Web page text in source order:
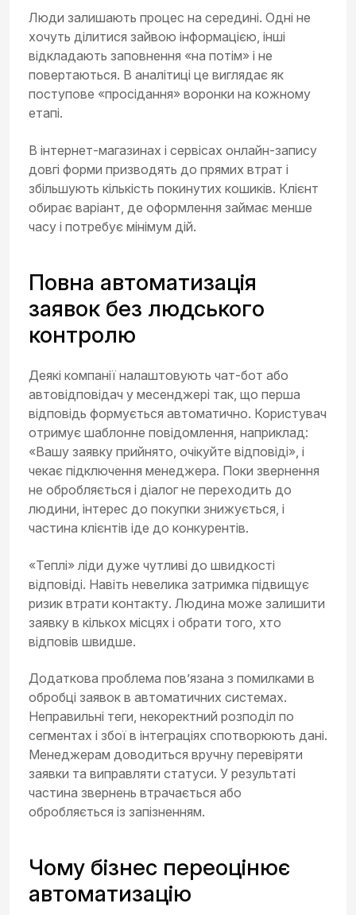
Люди залишають процес на середині. Одні не
хочуть ділитися зайвою інформацією, інші
відкладають заповнення «на потім» і не
повертаються. В аналітиці це виглядає як
поступове «просідання» воронки на кожному
етапі.
В інтернет-магазинах і сервісах онлайн-запису
довгі форми призводять до прямих втрат і
збільшують кількість покинутих кошиків. Клієнт
обирає варіант, де оформлення займає менше
часу і потребує мінімум дій.
Повна автоматизація
заявок без людського
контролю
Деякі компанії налаштовують чат-бот або
автовідповідач у месенджері так, що перша
відповідь формується автоматично. Користувач
отримує шаблонне повідомлення, наприклад:
«Вашу заявку прийнято, очікуйте відповіді», і
чекає підключення менеджера. Поки звернення
не обробляється і діалог не переходить до
людини, інтерес до покупки знижується, і
частина клієнтів іде до конкурентів.
«Теплі» ліди дуже чутливі до швидкості
відповіді. Навіть невелика затримка підвищує
ризик втрати контакту. Людина може залишити
заявку в кількох місцях і обрати того, хто
відповів швидше.
Додаткова проблема пов’язана з помилками в
обробці заявок в автоматичних системах.
Неправильні теги, некоректний розподіл по
сегментах і збої в інтеграціях спотворюють дані.
Менеджерам доводиться вручну перевіряти
заявки та виправляти статуси. У результаті
частина звернень втрачається або
обробляється із запізненням.
Чому бізнес переоцінює
автоматизацію